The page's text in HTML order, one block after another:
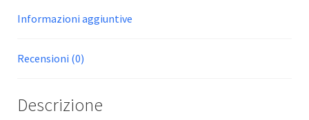
Informazioni aggiuntive
Recensioni (0)
Descrizione